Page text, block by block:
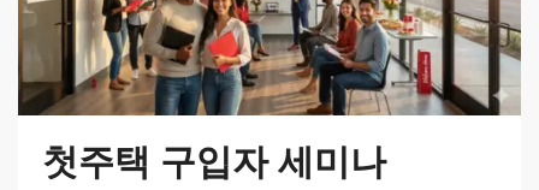
첫주택 구입자 세미나